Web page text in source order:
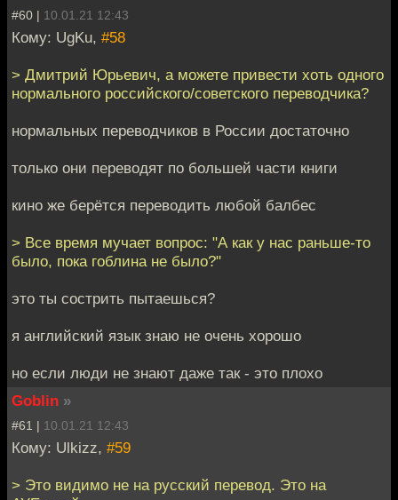
#60 | 10.01.21 12:43
Кому: UgKu, #58
> Дмитрий Юрьевич, а можете привести хоть одного
нормального российского/советского переводчика?
нормальных переводчиков в России достаточно
только они переводят по большей части книги
кино же берётся переводить любой балбес
> Все время мучает вопрос: "А как у нас раньше-то
было, пока гоблина не было?"
это ты сострить пытаешься?
я английский язык знаю не очень хорошо
но если люди не знают даже так - это плохо
Goblin »
#61 | 10.01.21 12:43
Кому: Ulkizz, #59
> Это видимо не на русский перевод. Это на